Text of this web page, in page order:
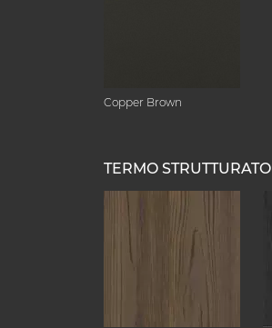
Copper Brown
TERMO STRUTTURATO